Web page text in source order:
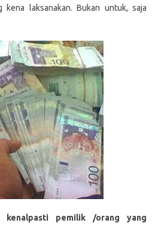
kena laksanakan. Bukan untuk, saja
pemilik /orang yang